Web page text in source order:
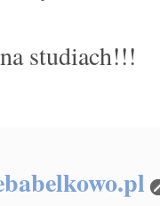
studiach!!!